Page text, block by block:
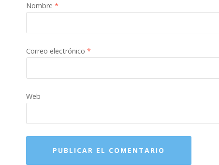
Nombre *
Correo electrónico *
Web